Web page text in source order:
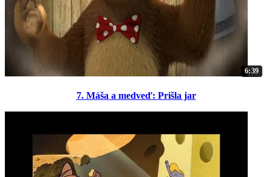
6:39
7. Máša a medveď: Prišla jar